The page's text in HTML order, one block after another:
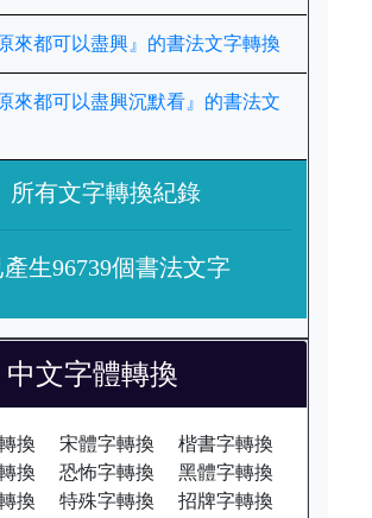
來都可以盡興』的書法文字轉換
來都可以盡興沉默看』的書法文
所有文字轉換紀錄
產生96739個書法文字
中文字體轉換
換 宋體字轉換
楷書字轉換
換
恐怖字轉換
黑體字轉換
換
特殊字轉換
招牌字轉換